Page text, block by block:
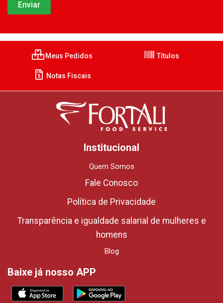
Meus Pedidos Títulos
Notas Fiscais
Institucional
Quem Somos
Fale Conosco
Política de Privacidade
Transparência e igualdade salarial de mulheres e
homens
Blog
Baixe já nosso APP